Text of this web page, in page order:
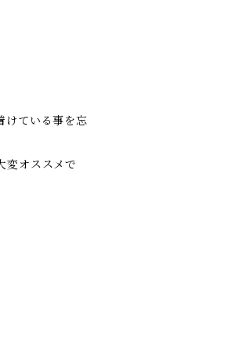
けている事を忘
変オススメで